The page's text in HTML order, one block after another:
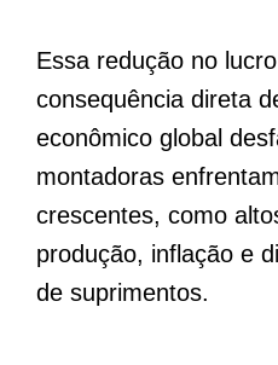
Essa redução no
consequência direta
econômico global
montadoras
crescentes, como
produção, inflação e
de suprimentos.